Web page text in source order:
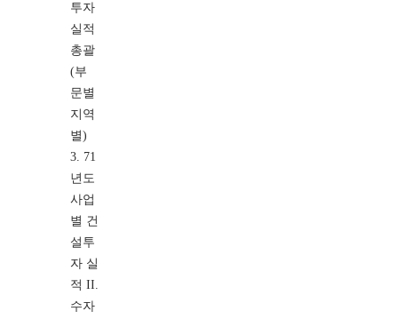
투자
실적
총괄
(부
문별
지역
별)
3. 71
년도
사업
별 건
설투
자 실
적 II.
수자